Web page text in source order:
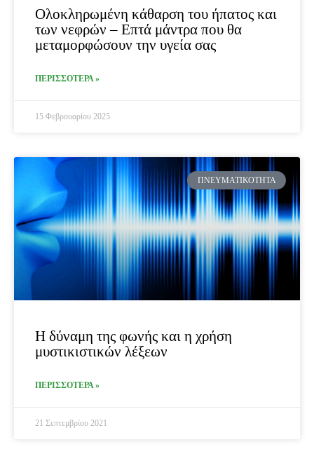
Ολοκληρωμένη κάθαρση του ήπατος και
των νεφρών – Επτά μάντρα που θα
μεταμορφώσουν την υγεία σας
ΠΕΡΙΣΣΟΤΕΡΑ »
15 Φεβρουαρίου 2025
ΠΝΕΥΜΑΤΙΚΌΤΗΤΑ
Η δύναμη της φωνής και η χρήση
μυστικιστικών λέξεων
ΠΕΡΙΣΣΟΤΕΡΑ »
21 Σεπτεμβρίου 2021